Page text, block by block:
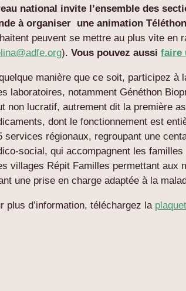
national invite l’ensemble des
à organiser une animation
peuvent se mettre au plus vite en
).Vous pouvez aussifaire
manière que ce soit, participez
laboratoires, notamment Généthon
non lucratif, autrement dit la première
dont le fonctionnement est
services régionaux, regroupant une
social, qui accompagnent les familles
villages Répit Familles permettant aux
une prise en charge adaptée à la
plus d’information, téléchargez la